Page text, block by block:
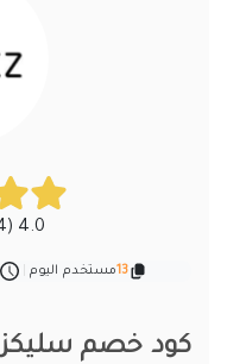
4.0 (234 تقييمات)
13مستخدم اليوم